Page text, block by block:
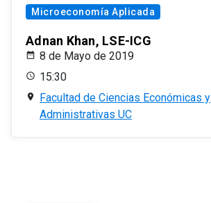
Microeconomía Aplicada
Adnan Khan, LSE-ICG
8 de Mayo de 2019
15:30
Facultad de Ciencias Económicas y
Administrativas UC